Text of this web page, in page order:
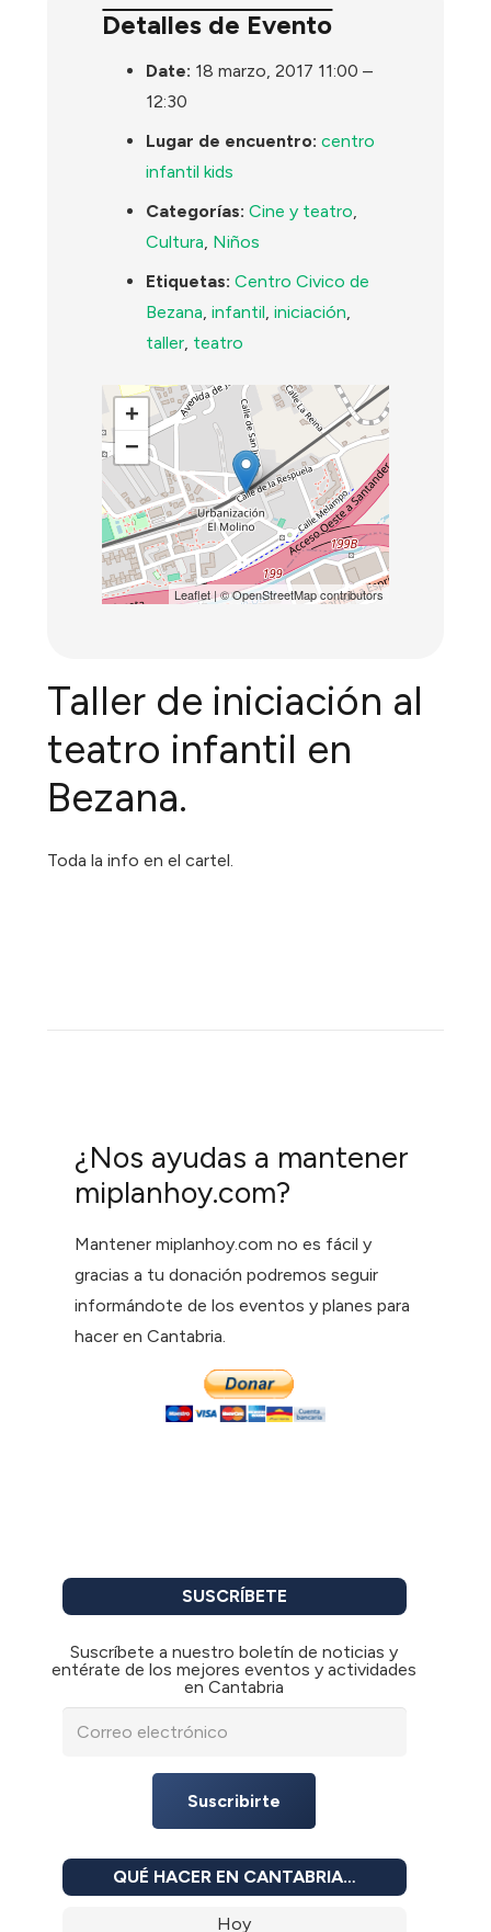
Detalles de Evento
Date: 18 marzo, 2017 11:00 –
12:30
Lugar de encuentro: centro
infantil kids
Categorías: Cine y teatro,
Cultura, Niños
Etiquetas: Centro Civico de
Bezana,infantil,iniciación,
taller, teatro
+
−
Leaflet| ©OpenStreetMapcontributors
Taller de iniciación al
teatro infantil en
Bezana.
Toda la info en el cartel.
¿Nos ayudas a mantener
miplanhoy.com?
Mantener miplanhoy.com no es fácil y
gracias a tu donación podremos seguir
informándote de los eventos y planes para
hacer en Cantabria.
SUSCRÍBETE
Suscríbete a nuestro boletín de noticias y
entérate de los mejores eventos y actividades
en Cantabria
Suscribirte
QUÉ HACER EN CANTABRIA…
Hoy